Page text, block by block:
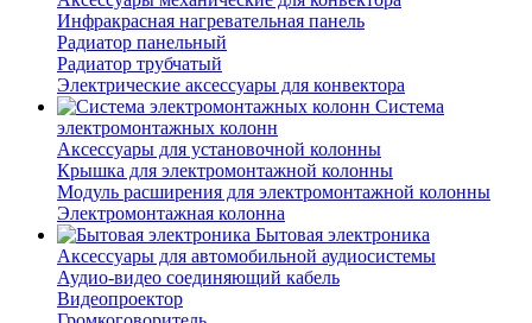
Инфракрасная нагревательная панель
Радиатор панельный
Радиатор трубчатый
Электрические аксессуары для конвектора
Система
электромонтажных колонн
Аксессуары для установочной колонны
Крышка для электромонтажной колонны
Модуль расширения для электромонтажной колонны
Электромонтажная колонна
Бытовая электроника
Аксессуары для автомобильной аудиосистемы
Аудио-видео соединяющий кабель
Видеопроектор